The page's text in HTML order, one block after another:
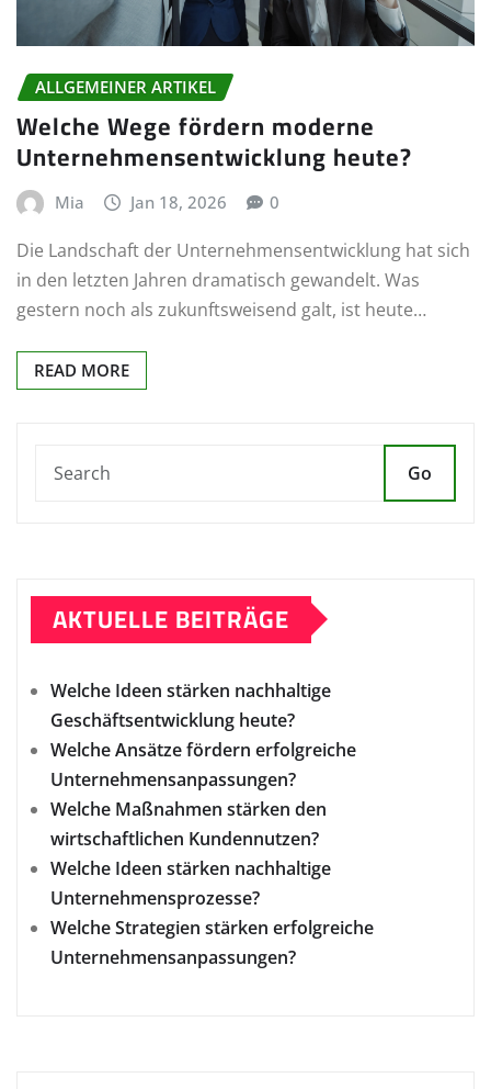
ALLGEMEINER ARTIKEL
Welche Wege fördern moderne
Unternehmensentwicklung heute?
Mia Jan 18, 2026 0
Die Landschaft der Unternehmensentwicklung hat sich
in den letzten Jahren dramatisch gewandelt. Was
gestern noch als zukunftsweisend galt, ist heute…
READ MORE
Go
AKTUELLE BEITRÄGE
Welche Ideen stärken nachhaltige
Geschäftsentwicklung heute?
Welche Ansätze fördern erfolgreiche
Unternehmensanpassungen?
Welche Maßnahmen stärken den
wirtschaftlichen Kundennutzen?
Welche Ideen stärken nachhaltige
Unternehmensprozesse?
Welche Strategien stärken erfolgreiche
Unternehmensanpassungen?